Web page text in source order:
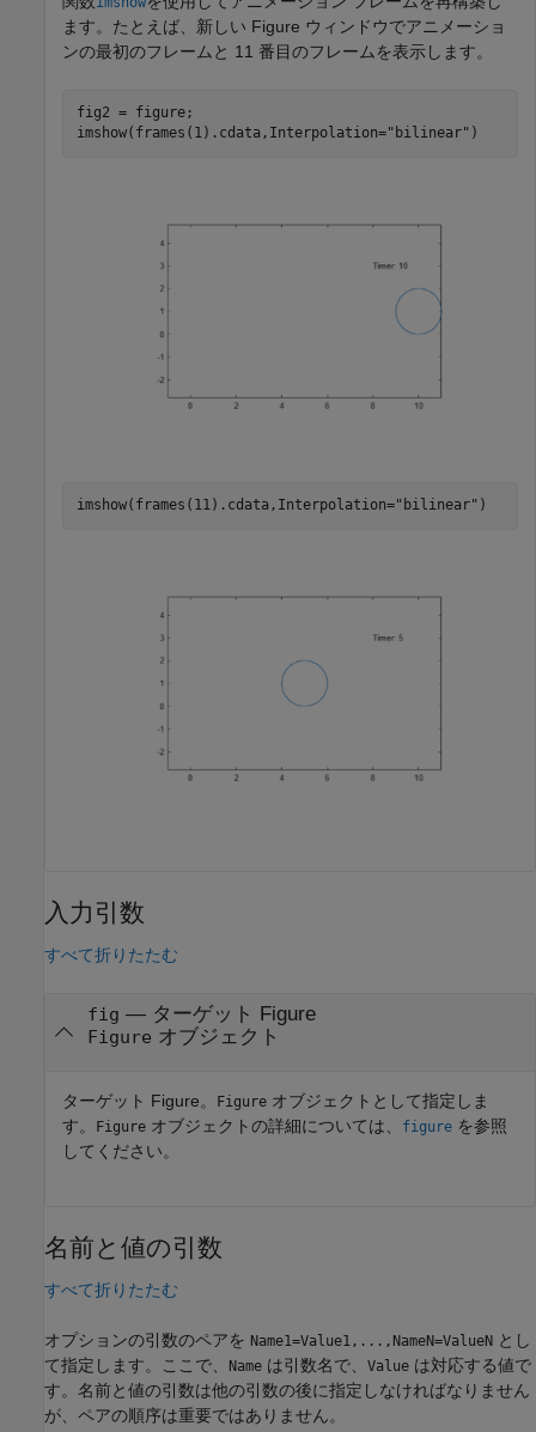
ます。たとえば、新しい Figure ウィンドウでアニメーショ
ンの最初のフレームと 11 番目のフレームを表示します。
fig2 = figure;
imshow(frames(1).cdata,Interpolation="bilinear" )
imshow(frames(11).cdata,Interpolation="bilinear" )
入力引数
すべて折りたたむ
fig — ターゲット Figure
Figure オブジェクト
ターゲット Figure。 Figure オブジェクトとして指定しま
す。
Figure オブジェクトの詳細については、 figure を参照
してください。
名前と値の引数
すべて折りたたむ
オプションの引数のペアを Name1=Value1,...,NameN=ValueN とし
て指定します。ここで、
Name は引数名で、 Value は対応する値で
す。名前と値の引数は他の引数の後に指定しなければなりません
が、ペアの順序は重要ではありません。